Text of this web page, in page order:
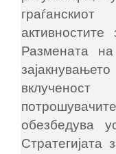
Размената
обезбедува
Стратегијата